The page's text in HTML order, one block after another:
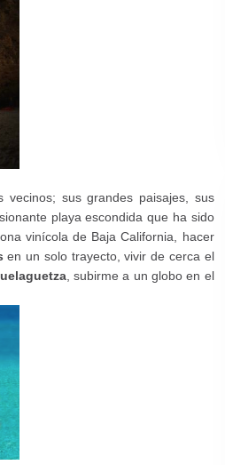
vecinos; sus grandes paisajes, sus
playa escondida que ha sido
vinícola de Baja California, hacer
en un solo trayecto, vivir de cerca el
, subirme a un globo en el